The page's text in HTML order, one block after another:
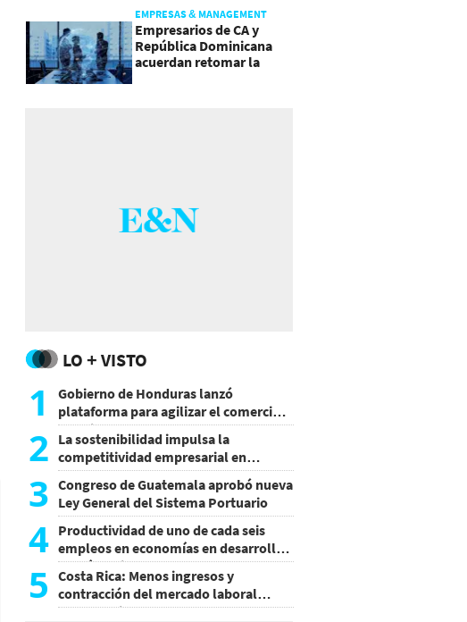
EMPRESAS & MANAGEMENT
Empresarios de CA y
República Dominicana
acuerdan retomar la
LO + VISTO
1
Gobierno de Honduras lanzó
plataforma para agilizar el comercio
exterior
2 La sostenibilidad impulsa la
competitividad empresarial en
Guatemala
3 Congreso de Guatemala aprobó nueva
Ley General del Sistema Portuario
4 Productividad de uno de cada seis
empleos en economías en desarrollo
podría mejorar por la IA
5
Costa Rica: Menos ingresos y
contracción del mercado laboral
causan baja del consumo